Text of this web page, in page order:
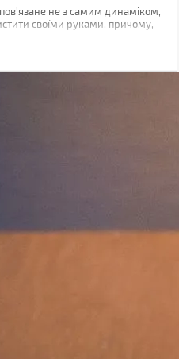
не з самим динаміком,
своїми руками, причому,